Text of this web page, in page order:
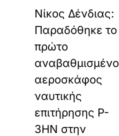
Νίκος Δένδιας:
Παραδόθηκε το
πρώτο
αναβαθμισμένο
αεροσκάφος
ναυτικής
επιτήρησης P-
3HN στην